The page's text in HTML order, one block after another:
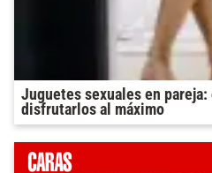
Juguetes sexuales en pareja:
disfrutarlos al máximo